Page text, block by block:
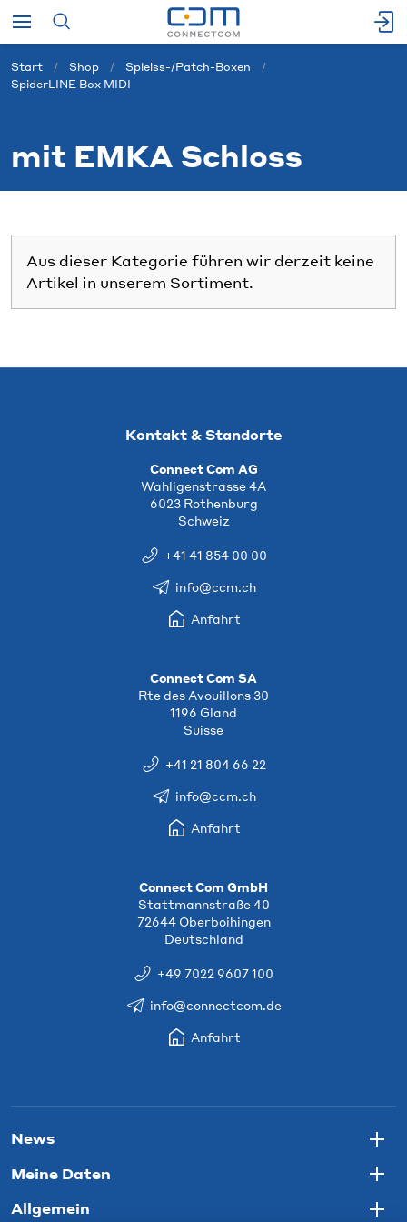
Start Shop
Spleiss-/Patch-Boxen
SpiderLINE Box MIDI
mit EMKA Schloss
Aus dieser Kategorie führen wir derzeit keine
Artikel in unserem Sortiment.
Kontakt & Standorte
Connect Com AG
Wahligenstrasse 4A
6023 Rothenburg
Schweiz
+41 41 854 00 00
info@ccm.ch
Anfahrt
Connect Com SA
Rte des Avouillons 30
1196 Gland
Suisse
+41 21 804 66 22
info@ccm.ch
Anfahrt
Connect Com GmbH
Stattmannstraße 40
72644 Oberboihingen
Deutschland
+49 7022 9607 100
info@connectcom.de
Anfahrt
News
Meine Daten
Allgemein